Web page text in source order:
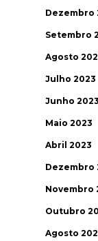
Dezembro
Setembro
Agosto
Julho 2023
Junho 2023
Maio 2023
Abril 2023
Dezembro
Novembro
Outubro
Agosto